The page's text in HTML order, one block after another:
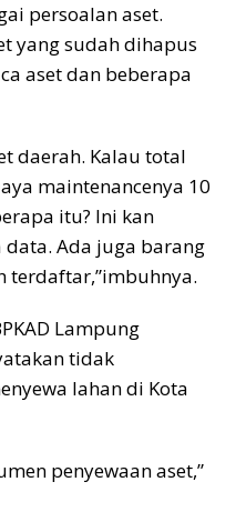
persoalan aset.
yang sudah dihapus
aset dan beberapa
daerah. Kalau total
maintenancenya 10
itu? Ini kan
Ada juga barang
terdaftar,”imbuhnya.
Lampung
tidak
lahan di Kota
penyewaan aset,”